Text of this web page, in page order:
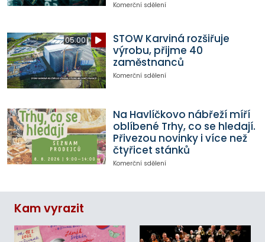
Komerční sdělení
05:00
STOW Karviná rozšiřuje
výrobu, přijme 40
zaměstnanců
Komerční sdělení
Na Havlíčkovo nábřeží míří
oblíbené Trhy, co se hledají.
Přivezou novinky i více než
čtyřicet stánků
Komerční sdělení
Kam vyrazit